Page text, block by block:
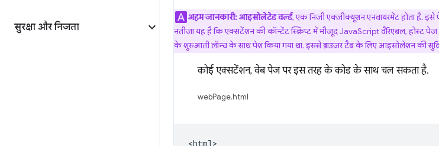
सुरक्षा और निजता
अहम जानकारी:आइसोलेटेड वर्ल्ड, एक निजी एक्ज़ीक्यूशन एनवायरमेंट होता है.
नतीजा यह है कि एक्सटेंशन की कॉन्टेंट स्क्रिप्ट में मौजूद JavaScript वैरिएबल, होस्ट
के शुरुआती लॉन्च के साथ पेश किया गया था. इससे ब्राउज़र टैब के लिए आइसोलेशन की
कोई एक्सटेंशन, वेब पेज पर इस तरह के कोड के साथ चल सकता है.
webPage.html
<html>